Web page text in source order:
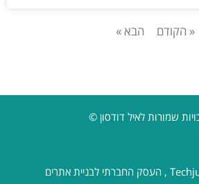
« הקודם הבא »
שמורות לאיל דודסון ©
, העסק החברתי לבניית אתרים